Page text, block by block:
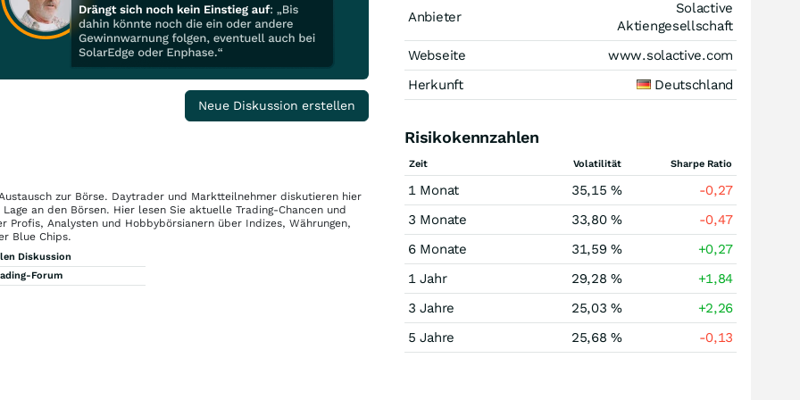
Neue Diskussion erstellen
zur Börse. Daytrader und Marktteilnehmer diskutieren hier
an den Börsen. Hier lesen Sie aktuelle Trading-Chancen und
Profis, Analysten und Hobbybörsianern über Indizes, Währungen,
Blue Chips.
Diskussion
Forum
Anbieter
Solactive
Aktiengesellschaft
Webseite
www.solactive.com
Herkunft
Deutschland
Risikokennzahlen
Zeit Volatilität Sharpe Ratio
1 Monat 35,15 %
-0,27
3 Monate
33,80 %
-0,47
6 Monate
31,59 %
+0,27
1 Jahr
29,28 %
+1,84
3 Jahre
25,03 %
+2,26
5 Jahre
25,68 % -0,13